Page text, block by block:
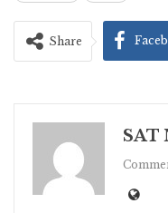
Share
SAT